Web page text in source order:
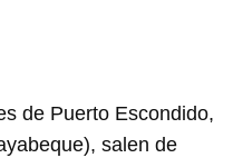
de Puerto Escondido,
salen de